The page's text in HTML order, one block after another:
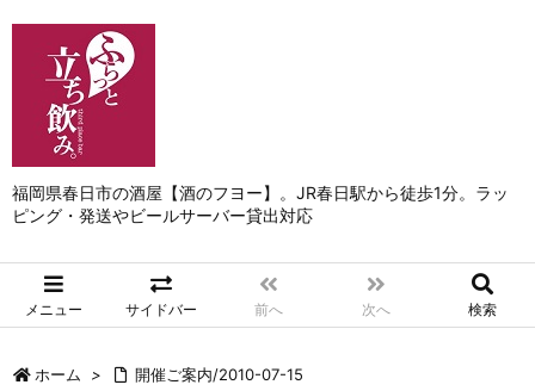
福岡県春日市の酒屋【酒のフヨー】。JR春日駅から徒歩1分。ラッ
ピング・発送やビールサーバー貸出対応
メニュー サイドバー 前へ 次へ 検索
ホーム > 開催ご案内/2010-07-15